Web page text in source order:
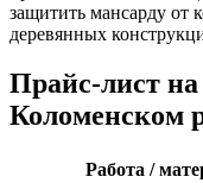
защитить мансарду от
деревянных
Прайс-лист
Коломенском
Работа /